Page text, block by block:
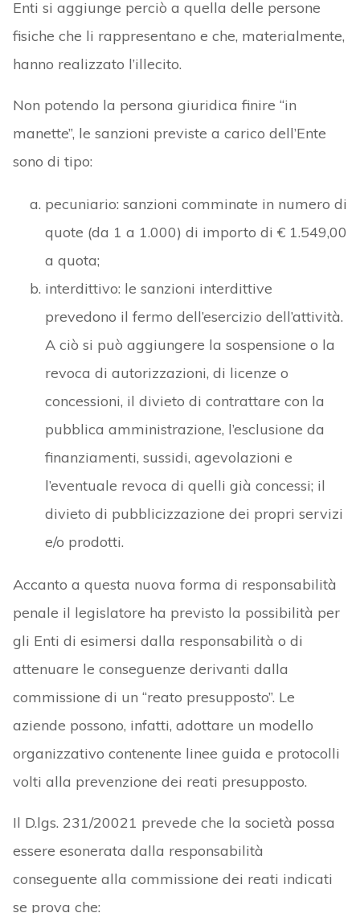
Enti si aggiunge perciò a quella delle persone
fisiche che li rappresentano e che, materialmente,
hanno realizzato l’illecito.
Non potendo la persona giuridica finire “in
manette”, le sanzioni previste a carico dell’Ente
sono di tipo:
pecuniario: sanzioni comminate in numero di
quote (da 1 a 1.000) di importo di € 1.549,00
a quota;
interdittivo: le sanzioni interdittive
prevedono il fermo dell’esercizio dell’attività.
A ciò si può aggiungere la sospensione o la
revoca di autorizzazioni, di licenze o
concessioni, il divieto di contrattare con la
pubblica amministrazione, l’esclusione da
finanziamenti, sussidi, agevolazioni e
l’eventuale revoca di quelli già concessi; il
divieto di pubblicizzazione dei propri servizi
e/o prodotti.
Accanto a questa nuova forma di responsabilità
penale il legislatore ha previsto la possibilità per
gli Enti di esimersi dalla responsabilità o di
attenuare le conseguenze derivanti dalla
commissione di un “reato presupposto”. Le
aziende possono, infatti, adottare un modello
organizzativo contenente linee guida e protocolli
volti alla prevenzione dei reati presupposto.
Il D.lgs. 231/20021 prevede che la società possa
essere esonerata dalla responsabilità
conseguente alla commissione dei reati indicati
se prova che: